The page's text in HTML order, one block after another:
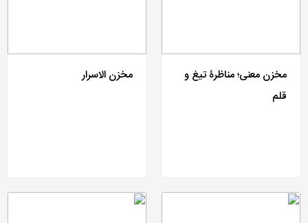
مخزن معنی؛ مناظرۀ تیغ و
قلم
مخزن الاسرار